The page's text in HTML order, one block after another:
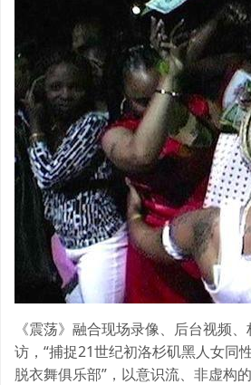
《震荡》融合现场录像、后台视频
访，“捕捉21世纪初洛杉矶黑人女同
脱衣舞俱乐部”，以意识流、非虚构